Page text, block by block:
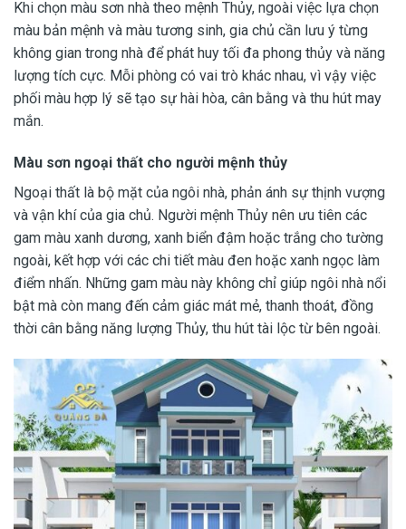
Khi chọn màu sơn nhà theo mệnh Thủy, ngoài việc lựa chọn
màu bản mệnh và màu tương sinh, gia chủ cần lưu ý từng
không gian trong nhà để phát huy tối đa phong thủy và năng
lượng tích cực. Mỗi phòng có vai trò khác nhau, vì vậy việc
phối màu hợp lý sẽ tạo sự hài hòa, cân bằng và thu hút may
mắn.
Màu sơn ngoại thất cho người mệnh thủy
Ngoại thất là bộ mặt của ngôi nhà, phản ánh sự thịnh vượng
và vận khí của gia chủ. Người mệnh Thủy nên ưu tiên các
gam màu xanh dương, xanh biển đậm hoặc trắng cho tường
ngoài, kết hợp với các chi tiết màu đen hoặc xanh ngọc làm
điểm nhấn. Những gam màu này không chỉ giúp ngôi nhà nổi
bật mà còn mang đến cảm giác mát mẻ, thanh thoát, đồng
thời cân bằng năng lượng Thủy, thu hút tài lộc từ bên ngoài.